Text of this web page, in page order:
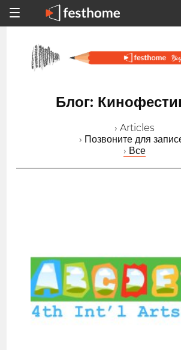
Блог:
› Articles
› Позвоните для
› Все